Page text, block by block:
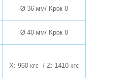
Ø 36 мм/ Крок 8
Ø 40 мм/ Крок 8
X: 960 кгс / Z: 1410 кгс